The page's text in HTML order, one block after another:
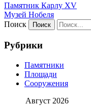
Памятник Карлу XV
Музей Нобеля
Поиск
Рубрики
Памятники
Площади
Сооружения
Август 2026